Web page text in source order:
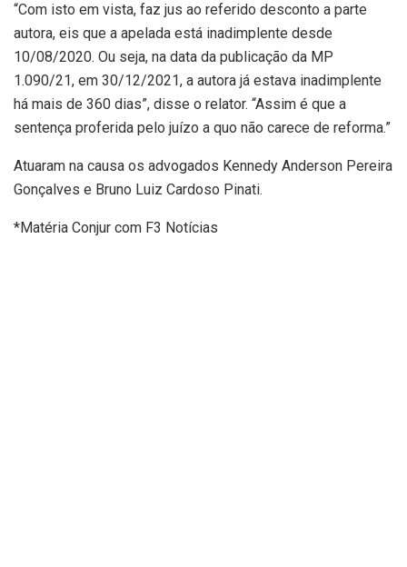
“Com isto em vista, faz jus ao referido desconto a parte
autora, eis que a apelada está inadimplente desde
10/08/2020. Ou seja, na data da publicação da MP
1.090/21, em 30/12/2021, a autora já estava inadimplente
há mais de 360 dias”, disse o relator. “Assim é que a
sentença proferida pelo juízo a quo não carece de reforma.”
Atuaram na causa os advogados Kennedy Anderson Pereira
Gonçalves e Bruno Luiz Cardoso Pinati.
*Matéria Conjur com F3 Notícias